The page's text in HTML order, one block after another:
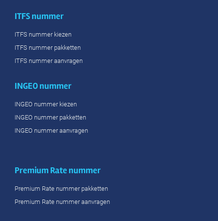
ITFS nummer
ITFS nummer kiezen
ITFS nummer pakketten
ITFS nummer aanvragen
INGEO nummer
INGEO nummer kiezen
INGEO nummer pakketten
INGEO nummer aanvragen
Premium Rate nummer
Premium Rate nummer pakketten
Premium Rate nummer aanvragen